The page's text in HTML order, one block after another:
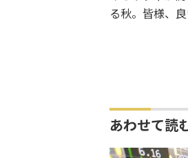
る秋。皆様、
あわせて読